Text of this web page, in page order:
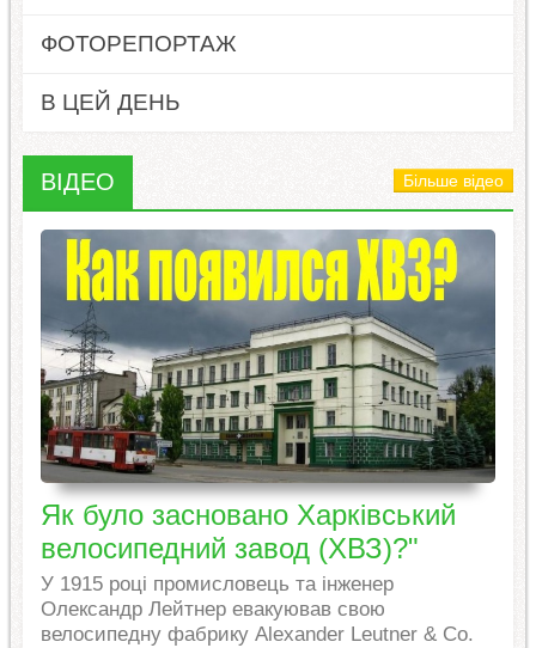
ФОТОРЕПОРТАЖ
В ЦЕЙ ДЕНЬ
ВІДЕО Більше відео
Як було засновано Харківський
велосипедний завод (ХВЗ)?"
У 1915 році промисловець та інженер
Олександр Лейтнер евакуював свою
велосипедну фабрику Alexander Leutner & Co.